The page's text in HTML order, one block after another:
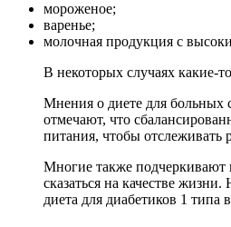
мороженое;
варенье;
молочная продукция с
В некоторых случаях какие-
Мнения о диете для больных
отмечают, что
питания, чтобы отслеживать
Многие также подчеркивают
сказаться на качестве
диета для диабетиков 1